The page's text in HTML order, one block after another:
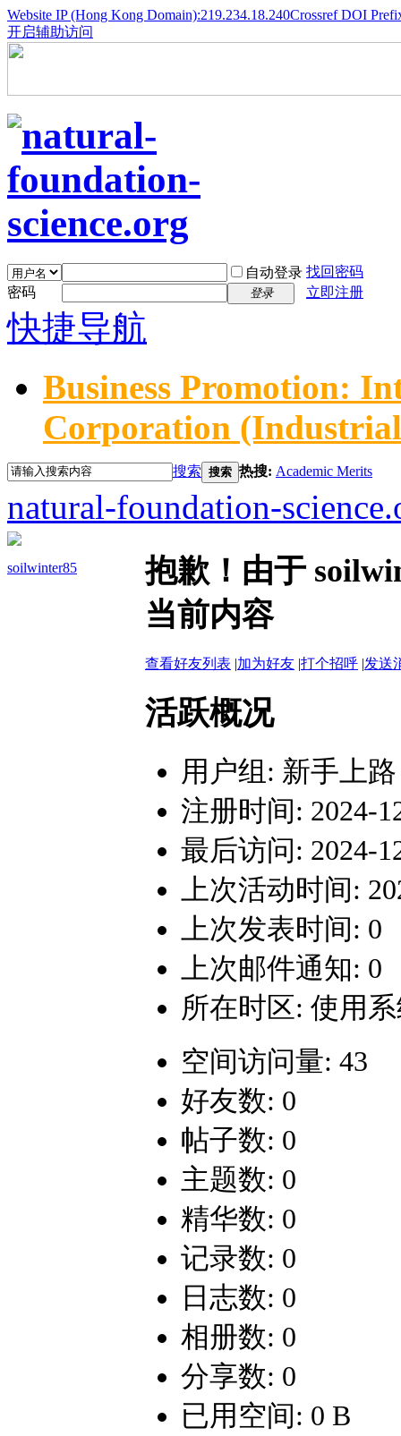
Website IP (Hong Kong Domain):219.234.18.240Crossref DOI
开启辅助访问
自动登录 找回密码
密码
登录 立即注册
快捷导航
Business Promotion:
Corporation
搜索 搜索 热搜: Academic Merits
natural-foundation-
soilwinter85
抱歉！由于
当前内容
查看好友列表 |加为好友 |打个招呼 |发送
活跃概况
用户组: 新手上路
注册时间: 2024-
最后访问: 2024-
上次活动时间:
上次发表时间: 0
上次邮件通知: 0
所在时区: 使用
空间访问量: 43
好友数: 0
帖子数: 0
主题数: 0
精华数: 0
记录数: 0
日志数: 0
相册数: 0
分享数: 0
已用空间: 0 B